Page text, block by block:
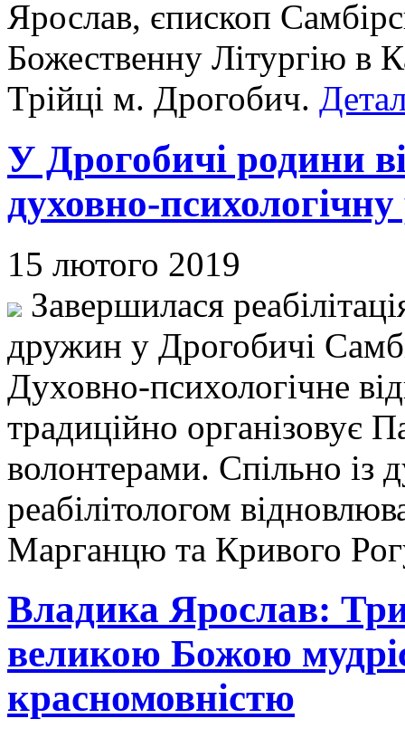
Ярослав, єпископ
Божественну Літургію в
Трійці м. Дрогобич.
У Дрогобичі родини
духовно-
15 лютого 2019
Завершилася
дружин у Дрогобичі
Духовно-психологічне
традиційно організовує
волонтерами. Спільно із
реабілітологом
Марганцю та Кривого
Владика Ярослав:
великою Божою
красномовністю